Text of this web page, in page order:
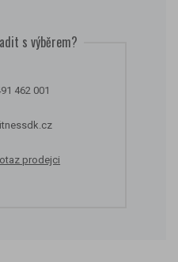
s výběrem?
462 001
prodejci